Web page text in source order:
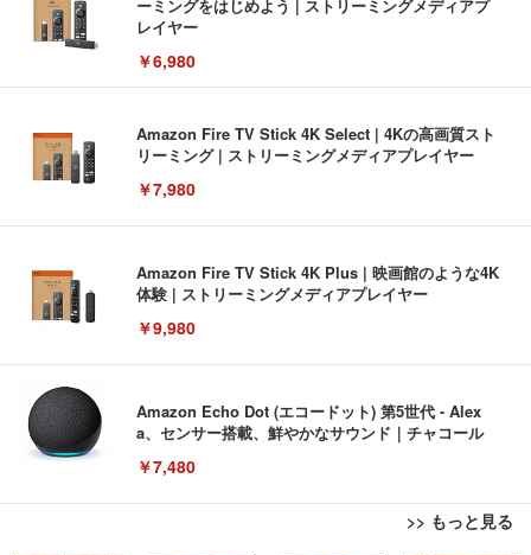
ーミングをはじめよう | ストリーミングメディアプ
レイヤー
￥6,980
Amazon Fire TV Stick 4K Select | 4Kの高画質スト
リーミング | ストリーミングメディアプレイヤー
￥7,980
Amazon Fire TV Stick 4K Plus | 映画館のような4K
体験 | ストリーミングメディアプレイヤー
￥9,980
Amazon Echo Dot (エコードット) 第5世代 - Alex
a、センサー搭載、鮮やかなサウンド｜チャコール
￥7,480
>> もっと見る